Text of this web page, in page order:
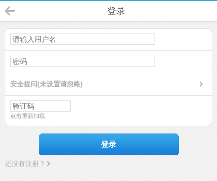
登录
安全提问(未设置请忽略)
点击重新加载
登录
还没有注册？